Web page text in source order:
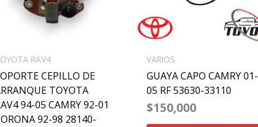
RAV4
CEPILLO DE
TOYOTA
94-05 CAMRY 92-01
92-98 28140-
VARIOS
GUAYA CAPO CAMRY 01-
05 RF 53630-33110
$150,000